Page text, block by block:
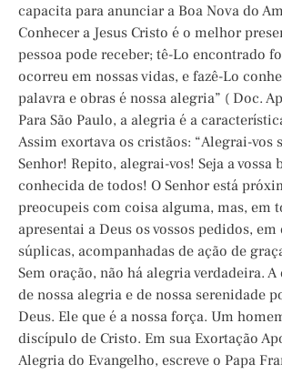
capacita para anunciar a Boa Nova do
Conhecer a Jesus Cristo é o melhor
pessoa pode receber; tê-Lo encontrado
ocorreu em nossas vidas, e fazê-Lo
palavra e obras é nossa alegria” ( Doc.
Para São Paulo, a alegria é a
Assim exortava os cristãos: “Alegrai-vos
Senhor! Repito, alegrai-vos! Seja a vossa
conhecida de todos! O Senhor está
preocupeis com coisa alguma, mas, em
apresentai a Deus os vossos pedidos, em
súplicas, acompanhadas de ação de
Sem oração, não há alegria verdadeira.
de nossa alegria e de nossa serenidade
Deus. Ele que é a nossa força. Um
discípulo de Cristo. Em sua Exortação
Alegria do Evangelho, escreve o Papa